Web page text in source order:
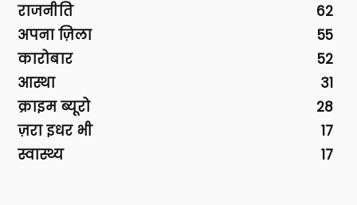
राजनीति
62
अपना ज़िला
55
कारोबार
52
आस्था
31
क्राइम ब्यूरो
28
ज़रा इधर भी
17
स्वास्थ्य
17